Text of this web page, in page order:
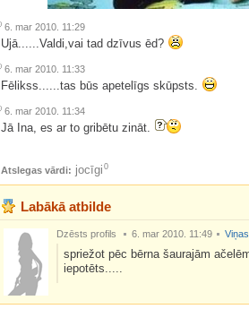
6. mar 2010. 11:29
Ujā......Valdi,vai tad dzīvus ēd?
6. mar 2010. 11:33
Fēlikss......tas būs apetelīgs skūpsts.
6. mar 2010. 11:34
Jā Ina, es ar to gribētu zināt.
Atslegas vārdi: jocīgi 0
Labākā atbilde
Dzēsts profils 6. mar 2010. 11:49
spriežot pēc bērna šaurajām
iepotēts.....